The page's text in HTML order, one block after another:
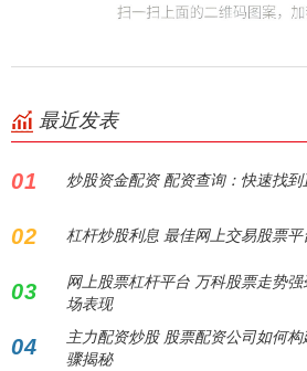
最近发表
01 炒股资金配资 配资查询：快速找
02 杠杆炒股利息 最佳网上交易股票平
03
网上股票杠杆平台 万科股票走势
场表现
04
主力配资炒股 股票配资公司如何
骤揭秘